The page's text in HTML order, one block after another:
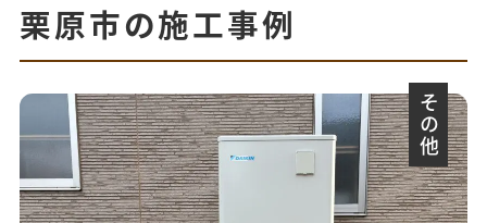
栗原市の施工事例
その他